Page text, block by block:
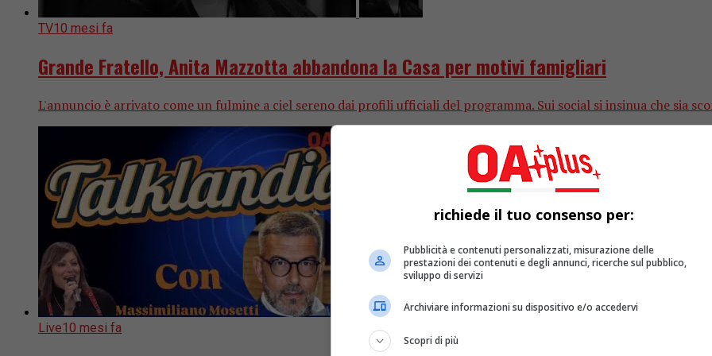
TV10 mesi fa
Grande Fratello, Anita Mazzotta abbandona la Casa per motivi famigliari
L'annuncio è arrivato come un fulmine a ciel sereno dai profili ufficiali del programma. Sui social si insinua che sia
Live10 mesi fa
richiede il tuo consenso per:
Pubblicità e contenuti personalizzati, misurazione delle
prestazioni dei contenuti e degli annunci, ricerche sul pubblico,
sviluppo di servizi
Archiviare informazioni su dispositivo e/o accedervi
Scopri di più